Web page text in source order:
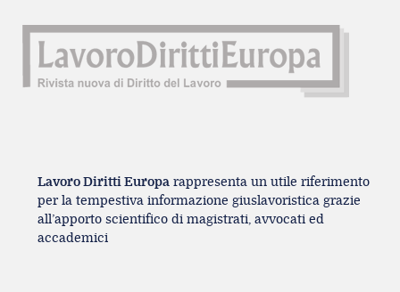
Lavoro Diritti Europa rappresenta un utile riferimento
per la tempestiva informazione giuslavoristica grazie
all’apporto scientifico di magistrati, avvocati ed
accademici